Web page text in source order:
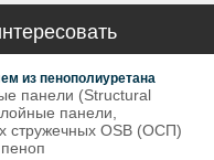
из пенополиуретана
панели (Structural
панели,
стружечных OSB (ОСП)